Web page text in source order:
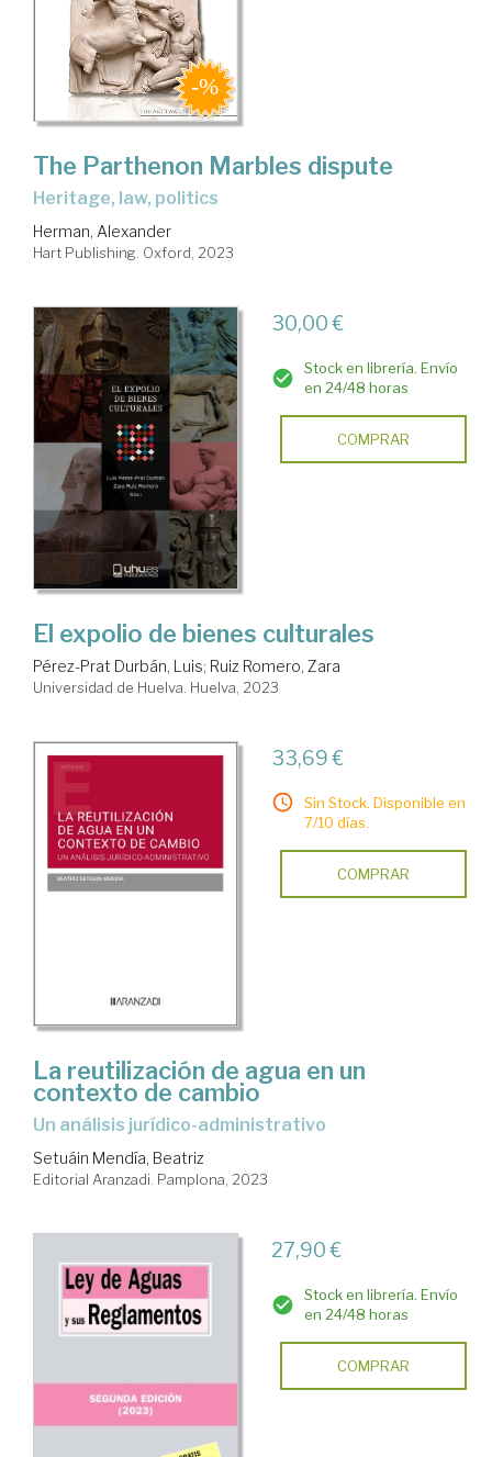
The Parthenon Marbles dispute
heritage, law, politics
Herman, Alexander
Hart Publishing. Oxford, 2023
30,00 €
Stock en librería. Envío
en 24/48 horas
COMPRAR
El expolio de bienes culturales
Pérez-Prat Durbán, Luis; Ruiz Romero, Zara
Universidad de Huelva. Huelva, 2023
33,69 €
Sin Stock. Disponible en
7/10 días.
COMPRAR
La reutilización de agua en un
contexto de cambio
un análisis jurídico-administrativo
Setuáin Mendía, Beatriz
Editorial Aranzadi. Pamplona, 2023
27,90 €
Stock en librería. Envío
en 24/48 horas
COMPRAR